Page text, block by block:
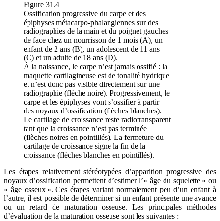
Figure 31.4
Ossification progressive du carpe et des
épiphyses métacarpo-phalangiennes sur des
radiographies de la main et du poignet gauches
de face chez un nourrisson de 1 mois (A), un
enfant de 2 ans (B), un adolescent de 11 ans
(C) et un adulte de 18 ans (D).
À la naissance, le carpe n’est jamais ossifié : la
maquette cartilagineuse est de tonalité hydrique
et n’est donc pas visible directement sur une
radiographie (flèche noire). Progressivement, le
carpe et les épiphyses vont s’ossifier à partir
des noyaux d’ossification (flèches blanches).
Le cartilage de croissance reste radiotransparent
tant que la croissance n’est pas terminée
(flèches noires en pointillés). La fermeture du
cartilage de croissance signe la fin de la
croissance (flèches blanches en pointillés).
Les étapes relativement stéréotypées d’apparition progressive des
noyaux d’ossification permettent d’estimer l’« âge du squelette » ou
« âge osseux ». Ces étapes variant normalement peu d’un enfant à
l’autre, il est possible de déterminer si un enfant présente une avance
ou un retard de maturation osseuse. Les principales méthodes
d’évaluation de la maturation osseuse sont les suivantes :